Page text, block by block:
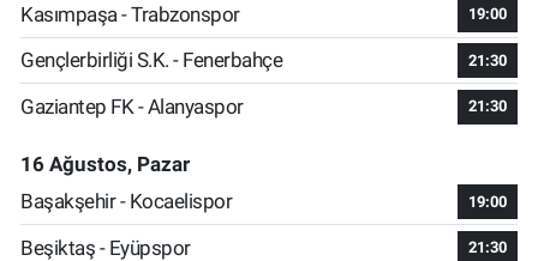
Kasımpaşa - Trabzonspor 19:00
Gençlerbirliği S.K. - Fenerbahçe 21:30
Gaziantep FK - Alanyaspor 21:30
16 Ağustos, Pazar
Başakşehir - Kocaelispor
19:00
Beşiktaş - Eyüpspor 21:30